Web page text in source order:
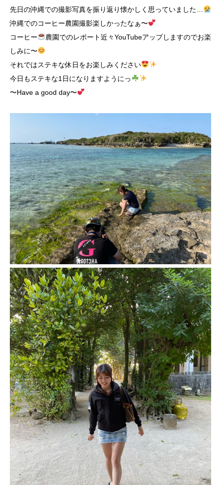
先日の沖縄での撮影写真を振り返り懐かしく思っていました…
沖縄でのコーヒー農園撮影楽しかったなぁ〜
コーヒー
農園でのレポート近々YouTubeアップしますのでお楽
しみに〜
それではステキな休日をお楽しみください
今日もステキな1日になりますようにっ
〜Have a good day〜